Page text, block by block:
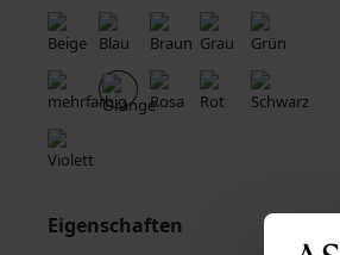
Eigenschaften